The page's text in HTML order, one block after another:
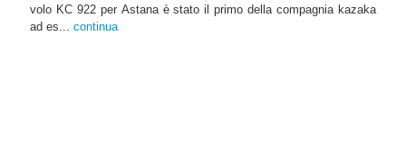
volo KC 922 per Astana è stato il primo della compagnia kazaka
ad es... continua